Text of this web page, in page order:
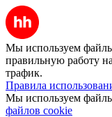
Мы используем
правильную работу
трафик.
Правила
Мы используем
файлов cookie